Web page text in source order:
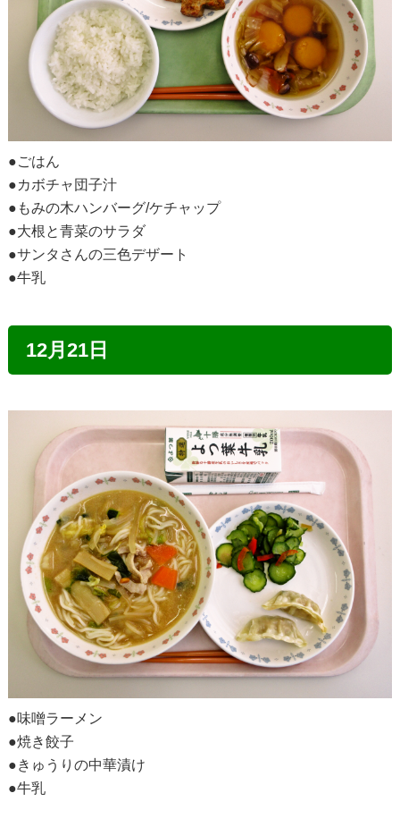
●ごはん
●カボチャ団子汁
●もみの木ハンバーグ/ケチャップ
●大根と青菜のサラダ
●サンタさんの三色デザート
●牛乳
12月21日
●味噌ラーメン
●焼き餃子
●きゅうりの中華漬け
●牛乳